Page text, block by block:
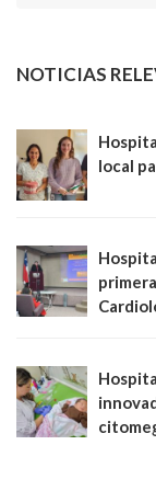
NOTICIAS
local